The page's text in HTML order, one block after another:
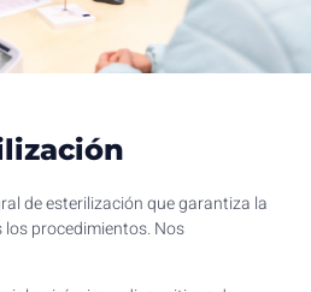
de esterilización que garantiza la
procedimientos. Nos